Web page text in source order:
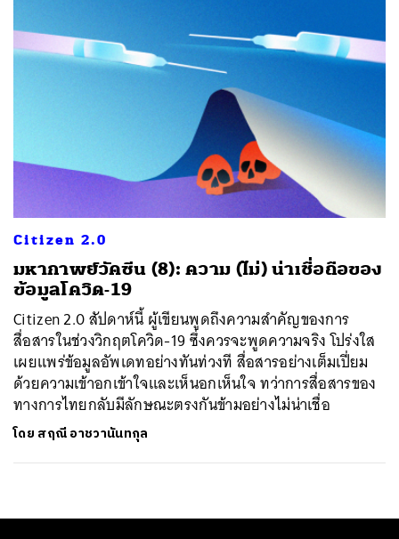
Citizen 2.0
มหากาพย์วัคซีน (8): ความ (ไม่) น่าเชื่อถือของ
ข้อมูลโควิด-19
Citizen 2.0 สัปดาห์นี้ ผู้เขียนพูดถึงความสำคัญของการ
สื่อสารในช่วงวิกฤตโควิด-19 ซึ่งควรจะพูดความจริง โปร่งใส
เผยแพร่ข้อมูลอัพเดทอย่างทันท่วงที สื่อสารอย่างเต็มเปี่ยม
ด้วยความเข้าอกเข้าใจและเห็นอกเห็นใจ ทว่าการสื่อสารของ
ทางการไทยกลับมีลักษณะตรงกันข้ามอย่างไม่น่าเชื่อ
โดย สฤณี อาชวานันทกุล
SHARE TWEET LINE EMAIL